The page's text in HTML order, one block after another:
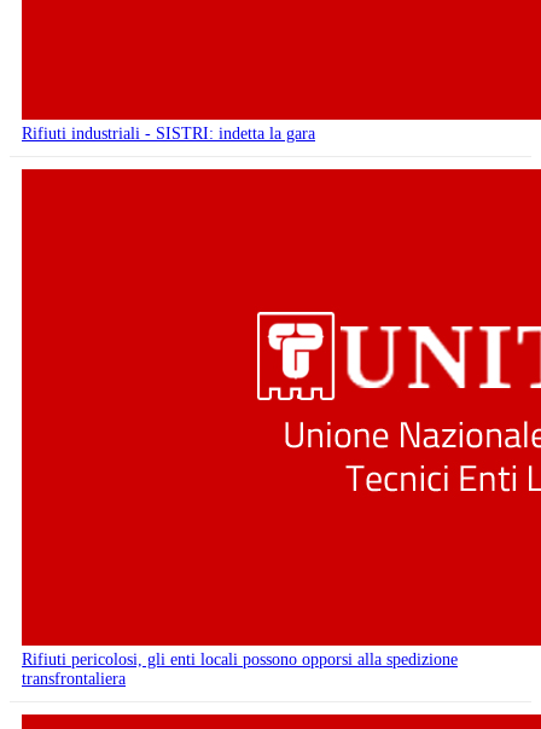
Rifiuti industriali - SISTRI: indetta la gara
Rifiuti pericolosi, gli enti locali possono opporsi alla spedizione
transfrontaliera